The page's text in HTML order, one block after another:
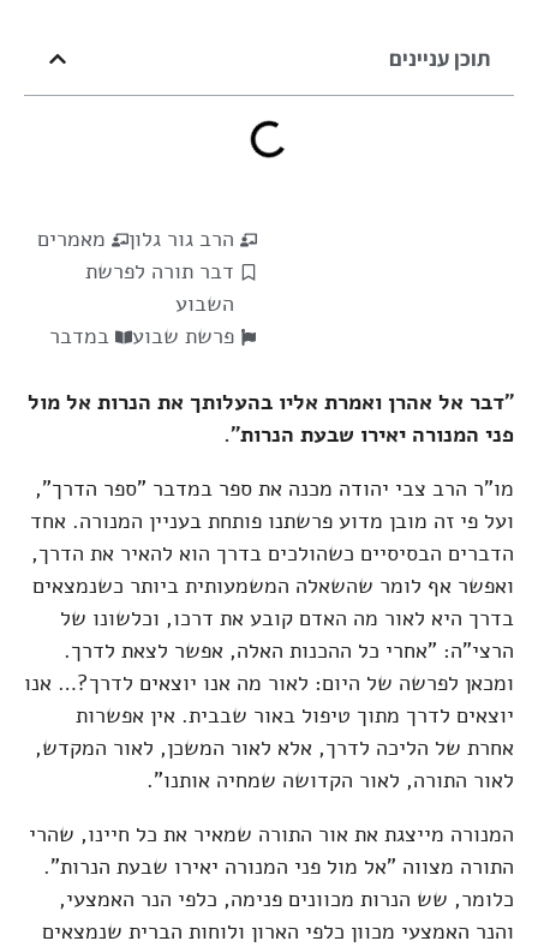
תוכן עניינים
הרב גור גלון
מאמרים
דבר תורה לפרשת
השבוע
פרשת שבוע
במדבר
"דבר אל אהרן ואמרת אליו בהעלותך את הנרות אל מול
פני המנורה יאירו שבעת הנרות".
מו"ר הרב צבי יהודה מכנה את ספר במדבר "ספר הדרך",
ועל פי זה מובן מדוע פרשתנו פותחת בעניין המנורה. אחד
הדברים הבסיסיים כשהולכים בדרך הוא להאיר את הדרך,
ואפשר אף לומר שהשאלה המשמעותית ביותר כשנמצאים
בדרך היא לאור מה האדם קובע את דרכו, וכלשונו של
הרצי"ה: "אחרי כל ההכנות האלה, אפשר לצאת לדרך.
ומכאן לפרשה של היום: לאור מה אנו יוצאים לדרך?… אנו
יוצאים לדרך מתוך טיפול באור שבבית. אין אפשרות
אחרת של הליכה לדרך, אלא לאור המשכן, לאור המקדש,
לאור התורה, לאור הקדושה שמחיה אותנו".
המנורה מייצגת את אור התורה שמאיר את כל חיינו, שהרי
התורה מצווה "אל מול פני המנורה יאירו שבעת הנרות".
כלומר, שש הנרות מכוונים פנימה, כלפי הנר האמצעי,
והנר האמצעי מכוון כלפי הארון ולוחות הברית שנמצאים